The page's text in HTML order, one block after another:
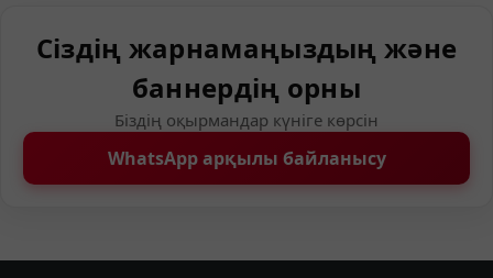
Сіздің жарнамаңыздың және
баннердің орны
Біздің оқырмандар күніге көрсін
WhatsApp арқылы байланысу